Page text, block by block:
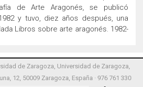
de Arte Aragonés, se publicó
y tuvo, diez años después, una
Libros sobre arte aragonés. 1982-
de Zaragoza, Universidad de Zaragoza,
12, 50009 Zaragoza, España · 976 761 330